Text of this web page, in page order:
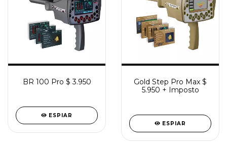
BR 100 Pro $ 3.950
ESPIAR
Gold Step Pro Max $
5.950 + Imposto
ESPIAR